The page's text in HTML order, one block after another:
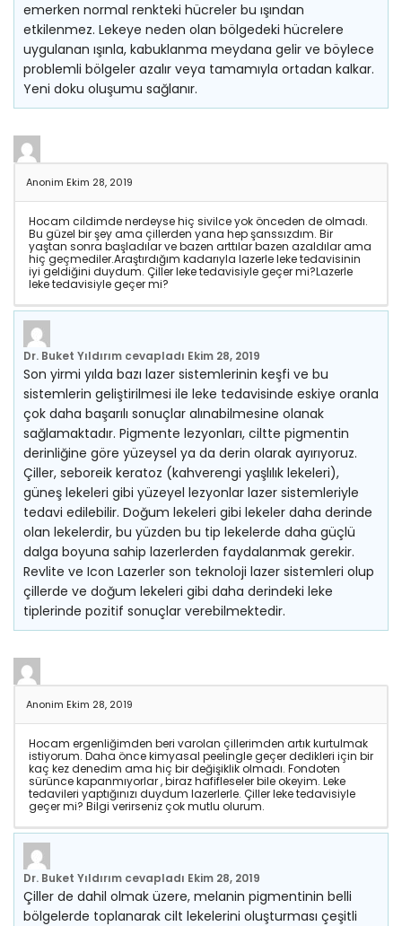
emerken normal renkteki hücreler bu ışından
etkilenmez. Lekeye neden olan bölgedeki hücrelere
uygulanan ışınla, kabuklanma meydana gelir ve böylece
problemli bölgeler azalır veya tamamıyla ortadan kalkar.
Yeni doku oluşumu sağlanır.
Anonim Ekim 28, 2019
Hocam cildimde nerdeyse hiç sivilce yok önceden de olmadı.
Bu güzel bir şey ama çillerden yana hep şanssızdım. Bir
yaştan sonra başladılar ve bazen arttılar bazen azaldılar ama
hiç geçmediler.Araştırdığım kadarıyla lazerle leke tedavisinin
iyi geldiğini duydum. Çiller leke tedavisiyle geçer mi?Lazerle
leke tedavisiyle geçer mi?
Dr. Buket Yıldırım cevapladı Ekim 28, 2019
Son yirmi yılda bazı lazer sistemlerinin keşfi ve bu
sistemlerin geliştirilmesi ile leke tedavisinde eskiye oranla
çok daha başarılı sonuçlar alınabilmesine olanak
sağlamaktadır. Pigmente lezyonları, ciltte pigmentin
derinliğine göre yüzeysel ya da derin olarak ayırıyoruz.
Çiller, seboreik keratoz (kahverengi yaşlılık lekeleri),
güneş lekeleri gibi yüzeyel lezyonlar lazer sistemleriyle
tedavi edilebilir. Doğum lekeleri gibi lekeler daha derinde
olan lekelerdir, bu yüzden bu tip lekelerde daha güçlü
dalga boyuna sahip lazerlerden faydalanmak gerekir.
Revlite ve Icon Lazerler son teknoloji lazer sistemleri olup
çillerde ve doğum lekeleri gibi daha derindeki leke
tiplerinde pozitif sonuçlar verebilmektedir.
Anonim Ekim 28, 2019
Hocam ergenliğimden beri varolan çillerimden artık kurtulmak
istiyorum. Daha önce kimyasal peelingle geçer dedikleri için bir
kaç kez denedim ama hiç bir değişiklik olmadı. Fondoten
sürünce kapanmıyorlar , biraz hafifleseler bile okeyim. Leke
tedavileri yaptığınızı duydum lazerlerle. Çiller leke tedavisiyle
geçer mi? Bilgi verirseniz çok mutlu olurum.
Dr. Buket Yıldırım cevapladı Ekim 28, 2019
Çiller de dahil olmak üzere, melanin pigmentinin belli
bölgelerde toplanarak cilt lekelerini oluşturması çeşitli